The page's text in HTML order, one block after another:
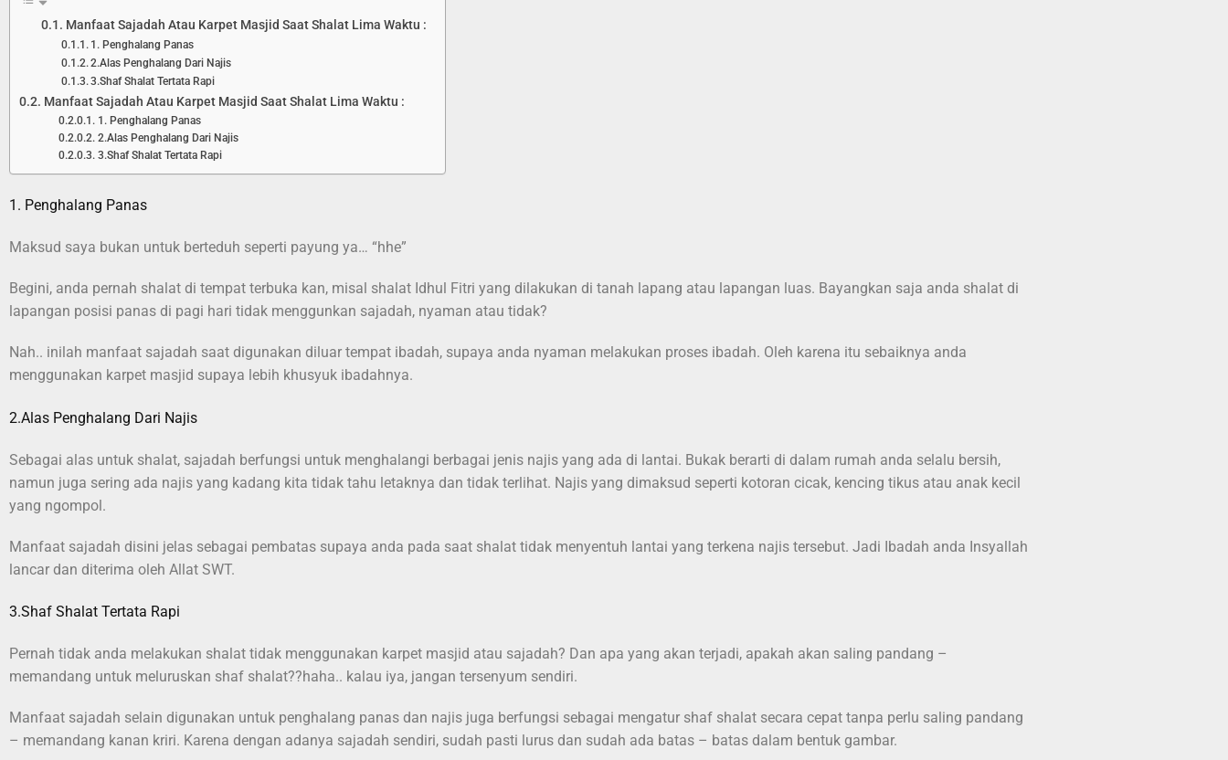
Manfaat Sajadah Atau Karpet Masjid Saat Shalat Lima Waktu :
1. Penghalang Panas
2.Alas Penghalang Dari Najis
3.Shaf Shalat Tertata Rapi
Manfaat Sajadah Atau Karpet Masjid Saat Shalat Lima Waktu :
1. Penghalang Panas
2.Alas Penghalang Dari Najis
3.Shaf Shalat Tertata Rapi
1. Penghalang Panas
Maksud saya bukan untuk berteduh seperti payung ya… “hhe”
Begini, anda pernah shalat di tempat terbuka kan, misal shalat Idhul Fitri yang dilakukan di tanah lapang atau lapangan luas. Bayangkan saja anda shalat di
lapangan posisi panas di pagi hari tidak menggunkan sajadah, nyaman atau tidak?
Nah.. inilah manfaat sajadah saat digunakan diluar tempat ibadah, supaya anda nyaman melakukan proses ibadah. Oleh karena itu sebaiknya anda
menggunakan karpet masjid supaya lebih khusyuk ibadahnya.
2.Alas Penghalang Dari Najis
Sebagai alas untuk shalat, sajadah berfungsi untuk menghalangi berbagai jenis najis yang ada di lantai. Bukak berarti di dalam rumah anda selalu bersih,
namun juga sering ada najis yang kadang kita tidak tahu letaknya dan tidak terlihat. Najis yang dimaksud seperti kotoran cicak, kencing tikus atau anak kecil
yang ngompol.
Manfaat sajadah disini jelas sebagai pembatas supaya anda pada saat shalat tidak menyentuh lantai yang terkena najis tersebut. Jadi Ibadah anda Insyallah
lancar dan diterima oleh Allat SWT.
3.Shaf Shalat Tertata Rapi
Pernah tidak anda melakukan shalat tidak menggunakan karpet masjid atau sajadah? Dan apa yang akan terjadi, apakah akan saling pandang –
memandang untuk meluruskan shaf shalat??haha.. kalau iya, jangan tersenyum sendiri.
Manfaat sajadah selain digunakan untuk penghalang panas dan najis juga berfungsi sebagai mengatur shaf shalat secara cepat tanpa perlu saling pandang
– memandang kanan kriri. Karena dengan adanya sajadah sendiri, sudah pasti lurus dan sudah ada batas – batas dalam bentuk gambar.